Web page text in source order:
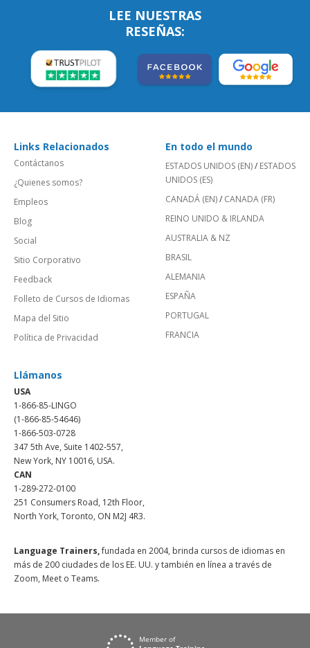
LEE NUESTRAS
RESEÑAS:
Links Relacionados
Contáctanos
¿Quienes somos?
Empleos
Blog
Social
Sitio Corporativo
Feedback
Folleto de Cursos de Idiomas
Mapa del Sitio
Política de Privacidad
En todo el mundo
ESTADOS UNIDOS (EN)/ ESTADOS
UNIDOS (ES)
CANADÁ (EN)/ CANADA (FR)
REINO UNIDO & IRLANDA
AUSTRALIA & NZ
BRASIL
ALEMANIA
ESPAÑA
PORTUGAL
FRANCIA
Llámanos
USA
1-866-85-LINGO
(1-866-85-54646)
1-866-503-0728
347 5th Ave, Suite 1402-557,
New York, NY 10016, USA.
CAN
1-289-272-0100
251 Consumers Road, 12th Floor,
North York, Toronto, ON M2J 4R3.
Language Trainers,fundada en 2004, brinda cursos de idiomas en
más de 200 ciudades de los EE. UU. y también en línea a través de
Zoom, Meet o Teams.